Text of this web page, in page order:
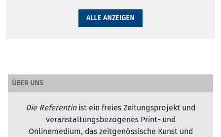
ALLE ANZEIGEN
ÜBER UNS
Die Referentinist ein freies Zeitungsprojekt und
veranstaltungsbezogenes Print- und
Onlinemedium, das zeitgenössische Kunst und